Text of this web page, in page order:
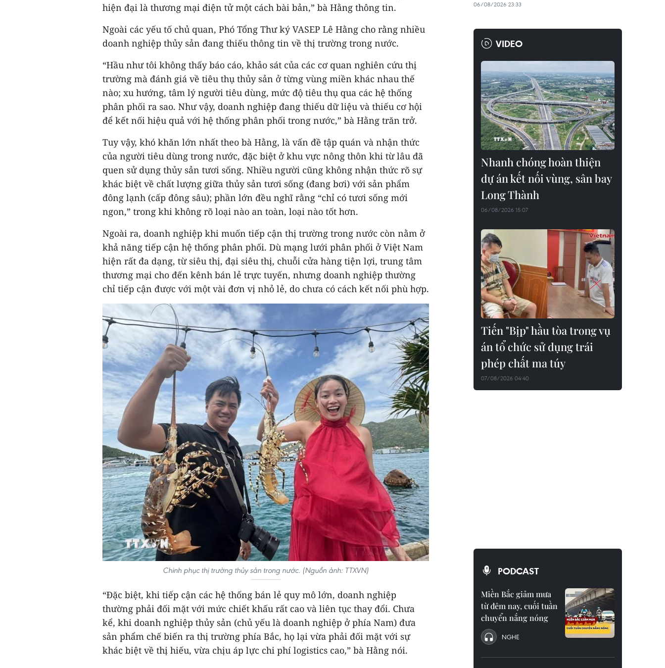
hiện đại là thương mại điện tử một cách bài bản,” bà Hằng thông tin.
Ngoài các yếu tố chủ quan, Phó Tổng Thư ký VASEP Lê Hằng cho rằng nhiều
doanh nghiệp thủy sản đang thiếu thông tin về thị trường trong nước.
“Hầu như tôi không thấy báo cáo, khảo sát của các cơ quan nghiên cứu thị
trường mà đánh giá về tiêu thụ thủy sản ở từng vùng miền khác nhau thế
nào; xu hướng, tâm lý người tiêu dùng, mức độ tiêu thụ qua các hệ thống
phân phối ra sao. Như vậy, doanh nghiệp đang thiếu dữ liệu và thiếu cơ hội
để kết nối hiệu quả với hệ thống phân phối trong nước,” bà Hằng trăn trở.
Tuy vậy, khó khăn lớn nhất theo bà Hằng, là vấn đề tập quán và nhận thức
của người tiêu dùng trong nước, đặc biệt ở khu vực nông thôn khi từ lâu đã
quen sử dụng thủy sản tươi sống. Nhiều người cũng không nhận thức rõ sự
khác biệt về chất lượng giữa thủy sản tươi sống (đang bơi) với sản phẩm
đông lạnh (cấp đông sâu); phần lớn đều nghĩ rằng “chỉ có tươi sống mới
ngon,” trong khi không rõ loại nào an toàn, loại nào tốt hơn.
Ngoài ra, doanh nghiệp khi muốn tiếp cận thị trường trong nước còn nằm ở
khả năng tiếp cận hệ thống phân phối. Dù mạng lưới phân phối ở Việt Nam
hiện rất đa dạng, từ siêu thị, đại siêu thị, chuỗi cửa hàng tiện lợi, trung tâm
thương mại cho đến kênh bán lẻ trực tuyến, nhưng doanh nghiệp thường
chỉ tiếp cận được với một vài đơn vị nhỏ lẻ, do chưa có cách kết nối phù hợp.
Chinh phục thị trường thủy sản trong nước. (Nguồn ảnh: TTXVN)
“Đặc biệt, khi tiếp cận các hệ thống bán lẻ quy mô lớn, doanh nghiệp
thường phải đối mặt với mức chiết khấu rất cao và liên tục thay đổi. Chưa
kể, khi doanh nghiệp thủy sản (chủ yếu là doanh nghiệp ở phía Nam) đưa
sản phẩm chế biến ra thị trường phía Bắc, họ lại vừa phải đối mặt với sự
khác biệt về thị hiếu, vừa chịu áp lực chi phí logistics cao,” bà Hằng nói.
06/08/2026 23:33
VIDEO
Nhanh chóng hoàn thiện
dự án kết nối vùng, sân bay
Long Thành
06/08/2026 15:07
Tiến "Bịp" hầu tòa trong vụ
án tổ chức sử dụng trái
phép chất ma túy
07/08/2026 04:40
PODCAST
Miền Bắc giảm mưa
từ đêm nay, cuối tuần
chuyển nắng nóng
NGHE